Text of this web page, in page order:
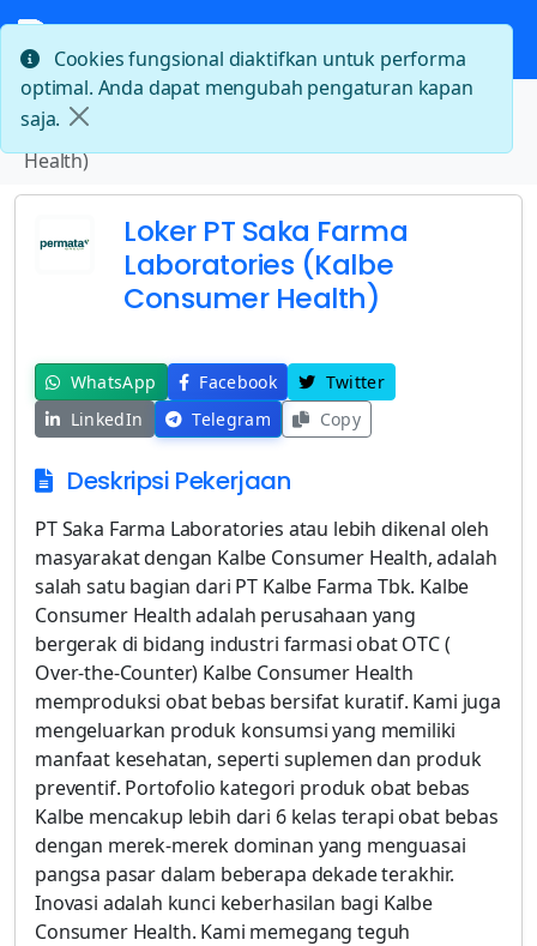
Beranda
Loker PT Saka Farma Laboratories (Kalbe Consumer
Health)
Loker PT Saka Farma
Laboratories (Kalbe
Consumer Health)
WhatsApp Facebook
Twitter
LinkedIn
Telegram Copy
Deskripsi Pekerjaan
PT Saka Farma Laboratories atau lebih dikenal oleh
masyarakat dengan Kalbe Consumer Health, adalah
salah satu bagian dari PT Kalbe Farma Tbk. Kalbe
Consumer Health adalah perusahaan yang
bergerak di bidang industri farmasi obat OTC (
Over-the-Counter) Kalbe Consumer Health
memproduksi obat bebas bersifat kuratif. Kami juga
mengeluarkan produk konsumsi yang memiliki
manfaat kesehatan, seperti suplemen dan produk
preventif. Portofolio kategori produk obat bebas
Kalbe mencakup lebih dari 6 kelas terapi obat bebas
dengan merek-merek dominan yang menguasai
pangsa pasar dalam beberapa dekade terakhir.
Inovasi adalah kunci keberhasilan bagi Kalbe
Consumer Health. Kami memegang teguh
Cookies fungsional diaktifkan untuk performa
optimal. Anda dapat mengubah pengaturan kapan
saja.